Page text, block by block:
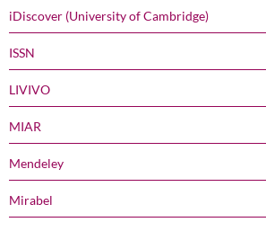
iDiscover (University of Cambridge)
ISSN
LIVIVO
MIAR
Mendeley
Mirabel